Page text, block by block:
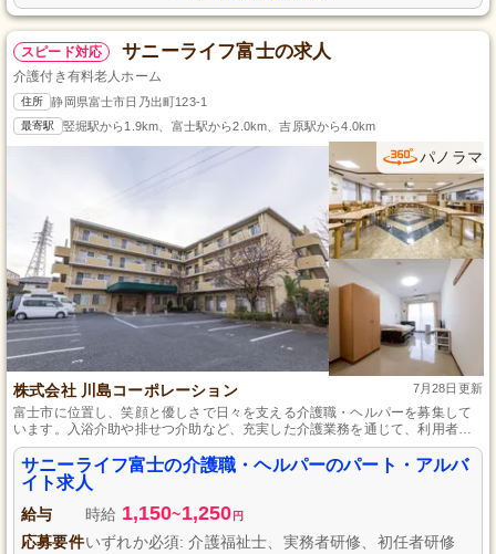
スピード対応 サニーライフ富士の求人
介護付き有料老人ホーム
住所 静岡県富士市日乃出町123-1
最寄駅 竪堀駅から1.9km、富士駅から2.0km、吉原駅から4.0km
パノラマ
株式会社 川島コーポレーション 7月28日更新
富士市に位置し、笑顔と優しさで日々を支える介護職・ヘルパーを募集して
います。入浴介助や排せつ介助など、充実した介護業務を通じて、利用者様
の生活を豊かにするお手伝いをすることで、あなた自身の成長と喜びも感じ
られる職場です。未経験でも初任者研修があれば始められ、経験を積みなが
ら専門性を高めることもできます。富士市で、意義ある仕事を始めません
か？
サニーライフ富士の介護職・ヘルパーのパート・アルバ
イト求人
給与 時給 1,150~1,250 円
応募要件いずれか必須: 介護福祉士、実務者研修、初任者研修